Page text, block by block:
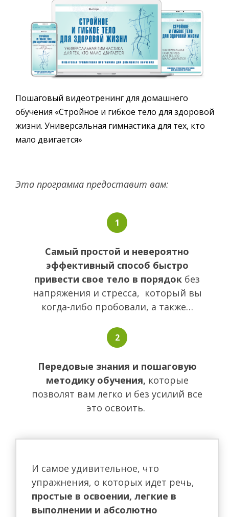
Пошаговый видеотренинг для домашнего
обучения «Стройное и гибкое тело для здоровой
жизни. Универсальная гимнастика для тех, кто
мало двигается»
Эта программа предоставит вам:
Самый простой и невероятно
эффективный способ быстро
привести свое тело в порядок без
напряжения и стресса, который вы
когда-либо пробовали, а также…
Передовые знания и пошаговую
методику обучения, которые
позволят вам легко и без усилий все
это освоить.
И самое удивительное, что
упражнения, о которых идет речь,
простые в освоении, легкие в
выполнении и абсолютно